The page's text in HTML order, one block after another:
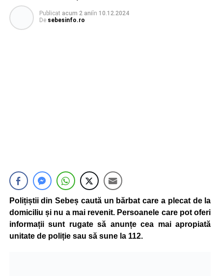
Publicat acum 2 aniîn 10.12.2024
De sebesinfo.ro
Polițiștii din Sebeș caută un bărbat care a plecat de la
domiciliu și nu a mai revenit. Persoanele care pot oferi
informații sunt rugate să anunțe cea mai apropiată
unitate de poliție sau să sune la 112.